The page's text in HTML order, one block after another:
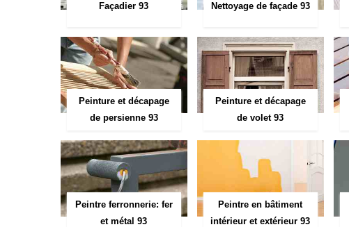
Façadier 93 Nettoyage de façade 93
Peinture et décapage
de persienne 93
Peinture et décapage
de volet 93
Peintre ferronnerie: fer
et métal 93
Peintre en bâtiment
intérieur et extérieur 93